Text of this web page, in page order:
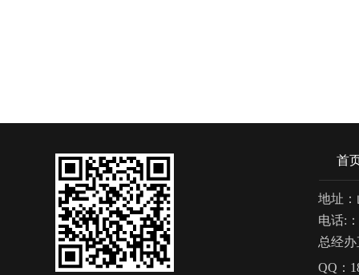
首
地址：
电话:：
总经
QQ：